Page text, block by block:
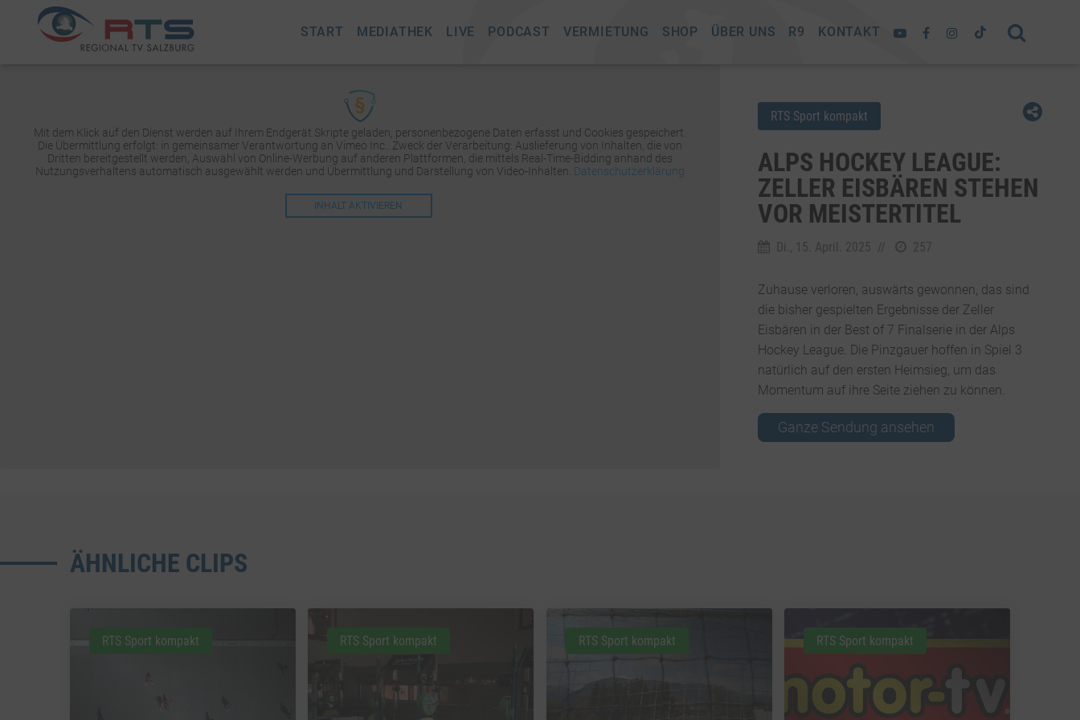
START MEDIATHEK LIVE PODCAST VERMIETUNG SHOP ÜBER UNS R9 KONTAKT
Mit dem Klick auf den Dienst werden auf Ihrem Endgerät Skripte geladen, personenbezogene Daten erfasst und Cookies gespeichert.
Die Übermittlung erfolgt: in gemeinsamer Verantwortung an Vimeo Inc.. Zweck der Verarbeitung: Auslieferung von Inhalten, die von
Dritten bereitgestellt werden, Auswahl von Online-Werbung auf anderen Plattformen, die mittels Real-Time-Bidding anhand des
Nutzungsverhaltens automatisch ausgewählt werden und Übermittlung und Darstellung von Video-Inhalten. Datenschutzerklärung
INHALT AKTIVIEREN
RTS Sport kompakt
ALPS HOCKEY LEAGUE:
ZELLER EISBÄREN STEHEN
VOR MEISTERTITEL
Di., 15. April. 2025 // 257
Zuhause verloren, auswärts gewonnen, das sind
die bisher gespielten Ergebnisse der Zeller
Eisbären in der Best of 7 Finalserie in der Alps
Hockey League. Die Pinzgauer hoffen in Spiel 3
natürlich auf den ersten Heimsieg, um das
Momentum auf ihre Seite ziehen zu können.
Ganze Sendung ansehen
ÄHNLICHE CLIPS
RTS Sport kompakt RTS Sport kompakt RTS Sport kompakt RTS Sport kompakt